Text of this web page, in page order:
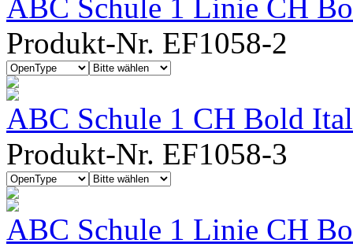
ABC Schule 1 Linie CH
Produkt-Nr. EF1058-2
ABC Schule 1 CH Bold
Produkt-Nr. EF1058-3
ABC Schule 1 Linie CH